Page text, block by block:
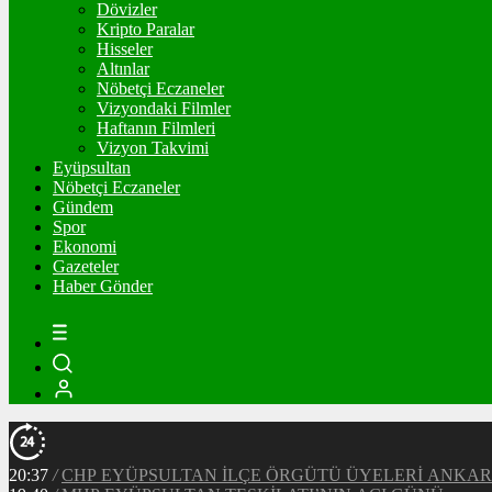
Dövizler
Kripto Paralar
Hisseler
Altınlar
Nöbetçi Eczaneler
Vizyondaki Filmler
Haftanın Filmleri
Vizyon Takvimi
Eyüpsultan
Nöbetçi Eczaneler
Gündem
Spor
Ekonomi
Gazeteler
Haber Gönder
20:37 / CHP EYÜPSULTAN İLÇE ÖRGÜTÜ ÜYELERİ